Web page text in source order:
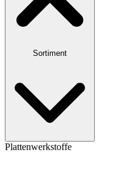
Sortiment
Plattenwerkstoffe